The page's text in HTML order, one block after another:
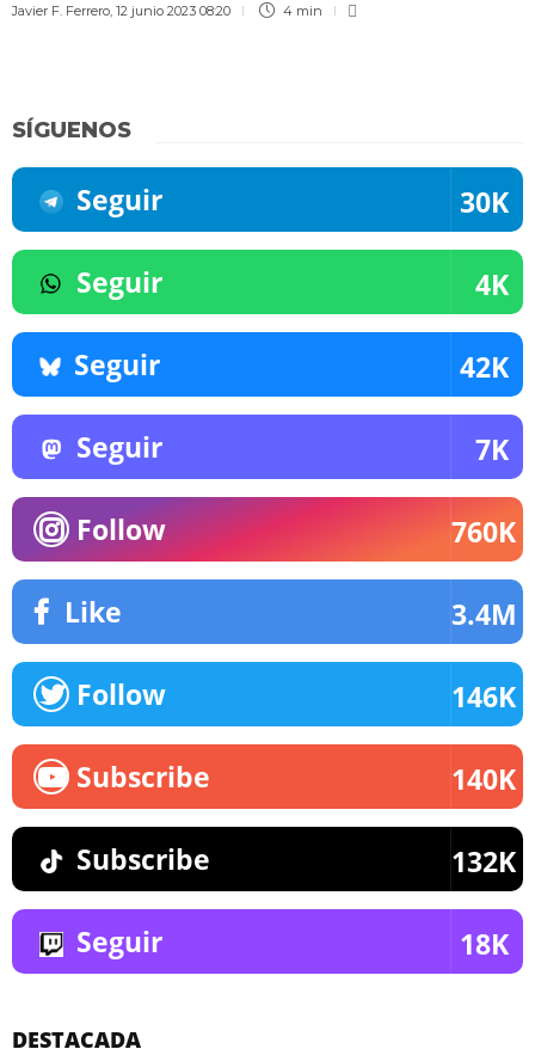
Javier F. Ferrero 12 junio 2023 08:20 4 min
SÍGUENOS
Seguir 30K
Seguir 4K
Seguir 42K
Seguir 7K
Follow 760K
Like 3.4M
Follow 146K
Subscribe 140K
Subscribe 132K
Seguir 18K
DESTACADA